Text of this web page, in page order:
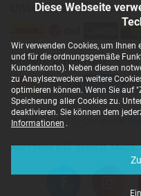
Diese Webseite
Wir verwenden Cookies, um
und für die ordnungsgemäße
Kundenkonto). Neben diesen
zu Anaylsezwecken weitere
optimieren können. Wenn Sie auf
Speicherung aller Cookies zu.
deaktivieren. Sie können dem
Informationen .
Unsere Versandarten
Unsere Zahlarten
Copyright ©
Alle Preise inkl. gesetzl.